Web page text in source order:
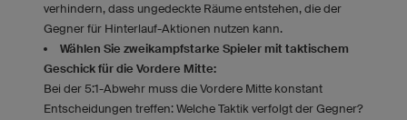
verhindern, dass ungedeckte Räume entstehen, die der
Gegner für Hinterlauf-Aktionen nutzen kann.
Wählen Sie zweikampfstarke Spieler mit taktischem
Geschick für die Vordere Mitte:
Bei der 5:1-Abwehr muss die Vordere Mitte konstant
Entscheidungen treffen: Welche Taktik verfolgt der Gegner?